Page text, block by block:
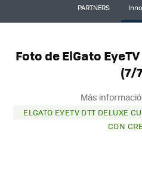
PARTNERS
Foto de ElGato
(7/
Más
ELGATO EYETV DTT DELUXE
CON